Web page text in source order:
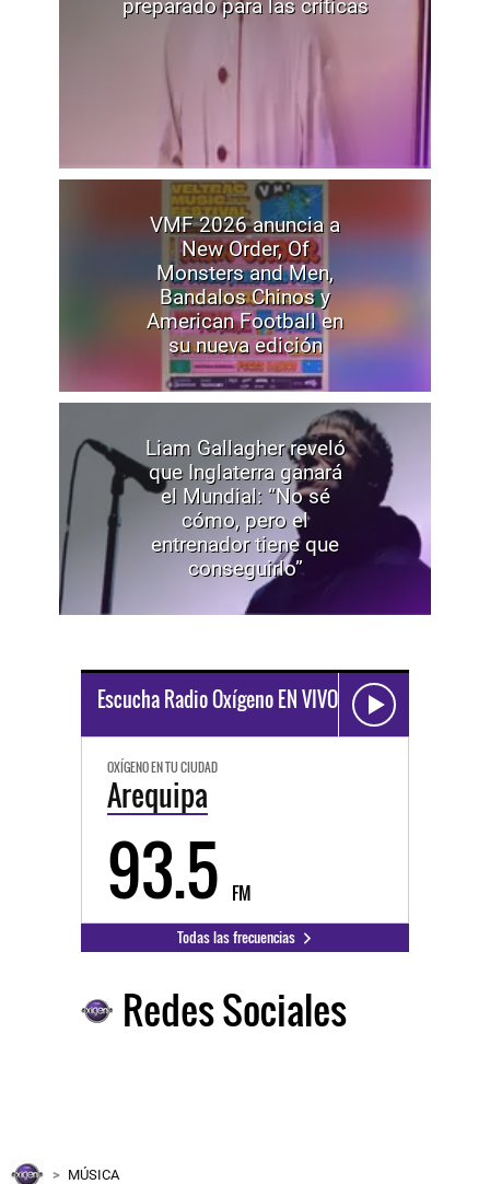
preparado para las críticas
VMF 2026 anuncia a
New Order, Of
Monsters and Men,
Bandalos Chinos y
American Football en
su nueva edición
Liam Gallagher reveló
que Inglaterra ganará
el Mundial: “No sé
cómo, pero el
entrenador tiene que
conseguirlo”
Escucha Radio Oxígeno EN VIVO
OXÍGENO EN TU CIUDAD
Arequipa
93.5 FM
Todas las frecuencias
Redes Sociales
MÚSICA